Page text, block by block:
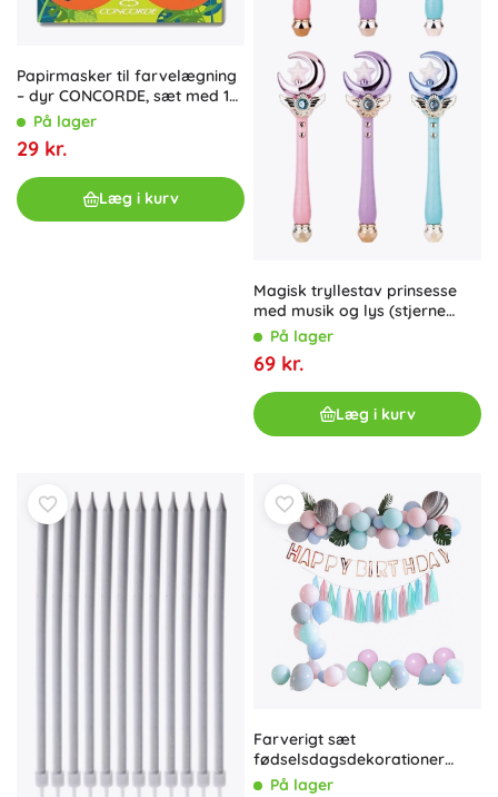
Papirmasker til farvelægning
– dyr CONCORDE, sæt med 12
stk.På lager
29 kr.
Læg i kurv
Magisk tryllestav prinsesse
med musik og lys (stjerne
eller måne)
På lager
69 kr.
Læg i kurv
Farverigt sæt
fødselsdagsdekorationer
balloner
På lager